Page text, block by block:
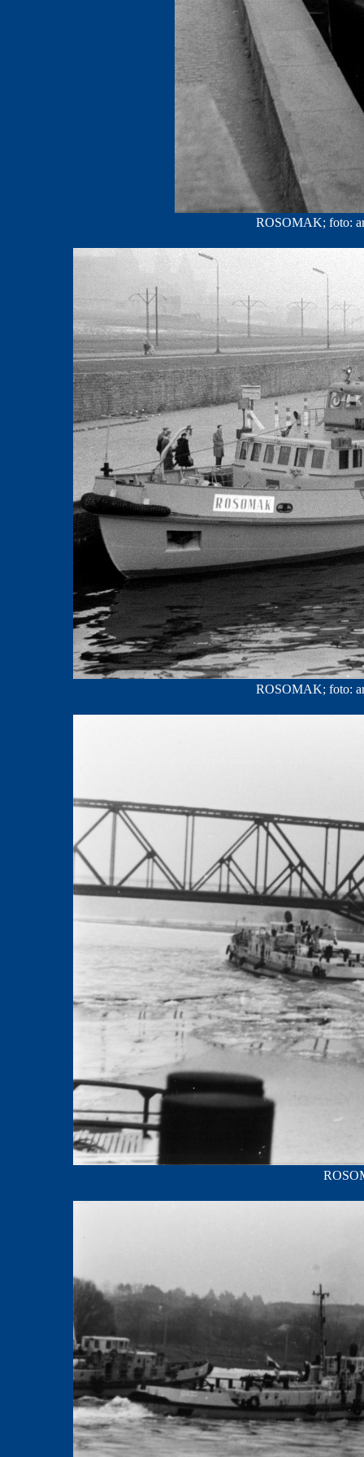
ROSOMAK; foto:
ROSOMAK; foto: